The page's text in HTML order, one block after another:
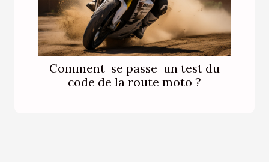
Comment se passe un test du
code de la route moto ?